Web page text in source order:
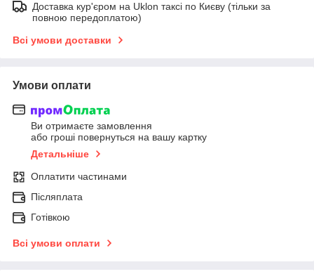
Доставка кур'єром на Uklon таксі по Києву (тільки за
повною передоплатою)
Всі умови доставки
Умови оплати
Ви отримаєте замовлення
або гроші повернуться на вашу картку
Детальніше
Оплатити частинами
Післяплата
Готівкою
Всі умови оплати